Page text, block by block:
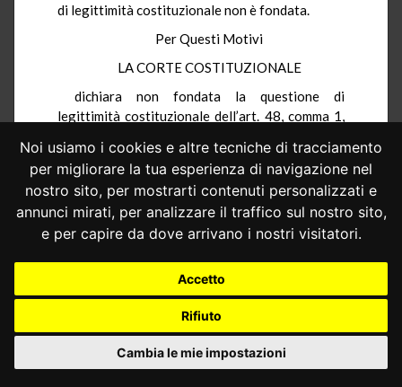
Noi usiamo i cookies e altre tecniche di tracciamento
per migliorare la tua esperienza di navigazione nel
nostro sito, per mostrarti contenuti personalizzati e
annunci mirati, per analizzare il traffico sul nostro sito,
e per capire da dove arrivano i nostri visitatori.
Accetto
Rifiuto
Cambia le mie impostazioni
di legittimità costituzionale non è fondata.
Per Questi Motivi
LA CORTE COSTITUZIONALE
dichiara non fondata la questione di
legittimità costituzionale dell’art. 48, comma 1,
n. 51 (Legge di manutenzione dell’ordinamento
regionale 2019), nella parte in cui abroga l’art.
1, commi 3 e 4, della legge della Regione
Toscana 29 dicembre 2010, n. 65 (Legge
finanziaria per l’anno 2011), promossa, in
Costituzione, in relazione all’art. 9, comma 28,
del decreto-legge 31 maggio 2010, n. 78
(Misure urgenti in materia di stabilizzazione
finanziaria e di competitività economica),
convertito, con modificazioni, nella legge 30
luglio 2010, n. 122, dal Presidente del Consiglio